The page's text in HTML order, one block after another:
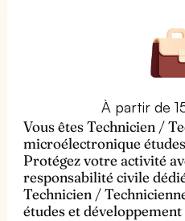
À partir de
Vous êtes Technicien /
microélectronique
Protégez votre activité
responsabilité civile
Technicien /
études et développement